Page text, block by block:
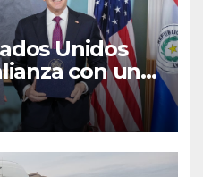
Unidos
con un